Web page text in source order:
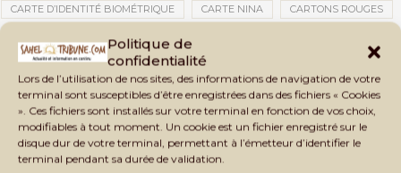
Politique de
confidentialité
Lors de l’utilisation de nos sites, des informations de navigation de votre
terminal sont susceptibles d’être enregistrées dans des fichiers « Cookies
». Ces fichiers sont installés sur votre terminal en fonction de vos choix,
modifiables à tout moment. Un cookie est un fichier enregistré sur le
disque dur de votre terminal, permettant à l’émetteur d’identifier le
terminal pendant sa durée de validation.
CARTE D’IDENTITÉ BIOMÉTRIQUE CARTE NINA CARTONS ROUGES
CATASTROPHES CLIMATIQUES
CAUTION 10 000 DOLLARS CAUTION DE VISA CDAT CECOGEC
CÉDÉAO CEDEAO CEI CÉLÉBRATION NATIONALE CEMAC
CEMAPI CEN-SNESUP CENOU CENSURE
CENTRAFRIQUE CENTRALE SOLAIRE